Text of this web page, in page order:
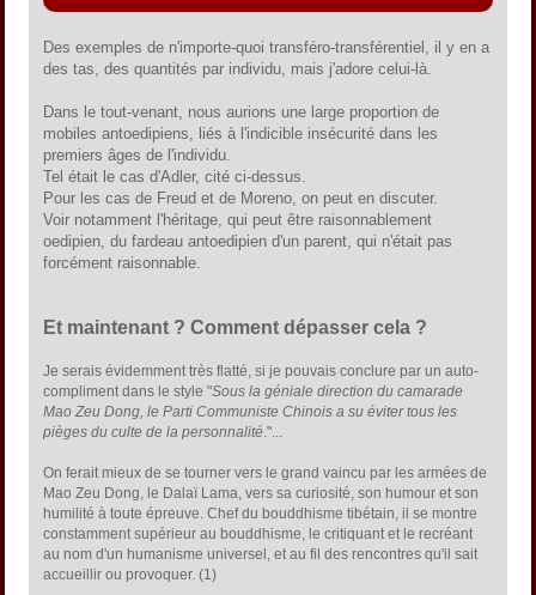
Des exemples de n'importe-quoi transféro-transférentiel, il y en a
des tas, des quantités par individu, mais j'adore celui-là.
Dans le tout-venant, nous aurions une large proportion de
mobiles antoedipiens, liés à l'indicible insécurité dans les
premiers âges de l'individu.
Tel était le cas d'Adler, cité ci-dessus.
Pour les cas de Freud et de Moreno, on peut en discuter.
Voir notamment l'héritage, qui peut être raisonnablement
oedipien, du fardeau antoedipien d'un parent, qui n'était pas
forcément raisonnable.
Et maintenant ? Comment dépasser cela ?
Je serais évidemment très flatté, si je pouvais conclure par un auto-
compliment dans le style "Sous la géniale direction du camarade
Mao Zeu Dong, le Parti Communiste Chinois a su éviter tous les
pièges du culte de la personnalité."...
On ferait mieux de se tourner vers le grand vaincu par les armées de
Mao Zeu Dong, le Dalaï Lama, vers sa curiosité, son humour et son
humilité à toute épreuve. Chef du bouddhisme tibétain, il se montre
constamment supérieur au bouddhisme, le critiquant et le recréant
au nom d'un humanisme universel, et au fil des rencontres qu'il sait
accueillir ou provoquer. (1)